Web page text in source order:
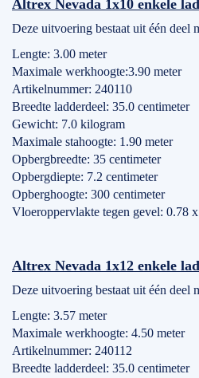
Altrex Nevada 1x10 enkele
Deze uitvoering bestaat uit één deel
Lengte: 3.00 meter
Maximale werkhoogte:3.90 meter
Artikelnummer: 240110
Breedte ladderdeel: 35.0 centimeter
Gewicht: 7.0 kilogram
Maximale stahoogte: 1.90 meter
Opbergbreedte: 35 centimeter
Opbergdiepte: 7.2 centimeter
Opberghoogte: 300 centimeter
Vloeroppervlakte tegen gevel: 0.78
Altrex Nevada 1x12 enkele
Deze uitvoering bestaat uit één deel
Lengte: 3.57 meter
Maximale werkhoogte: 4.50 meter
Artikelnummer: 240112
Breedte ladderdeel: 35.0 centimeter